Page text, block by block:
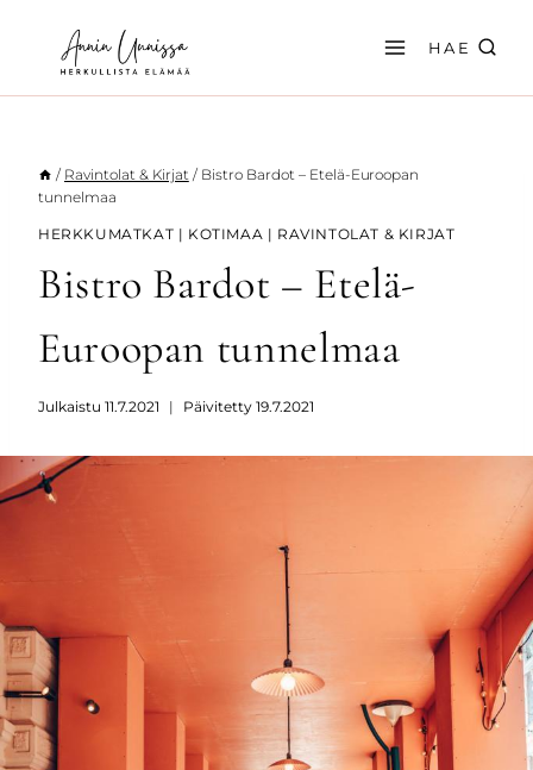
sisältöön
HAE
/ Ravintolat & Kirjat / Bistro Bardot – Etelä-Euroopan
tunnelmaa
HERKKUMATKAT | KOTIMAA | RAVINTOLAT & KIRJAT
Bistro Bardot – Etelä-
Euroopan tunnelmaa
Julkaistu 11.7.2021 Päivitetty 19.7.2021